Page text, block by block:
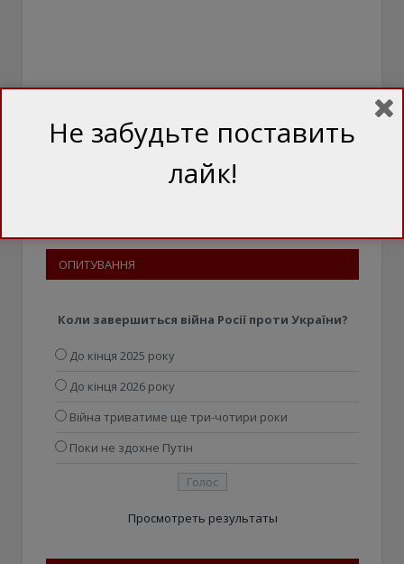
ОПИТУВАННЯ
Коли завершиться війна Росії проти України?
До кінця 2025 року
До кінця 2026 року
Війна триватиме ще три-чотири роки
Поки не здохне Путін
Просмотреть результаты
Не забудьте поставить
лайк!